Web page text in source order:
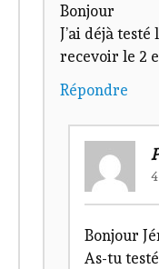
Bonjour
J’ai déjà testé
recevoir le 2
Répondre
Bonjour
As-tu